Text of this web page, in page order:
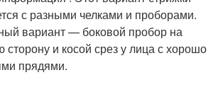
с разными челками и проборами.
вариант — боковой пробор на
и косой срез у лица с хорошо
прядями.